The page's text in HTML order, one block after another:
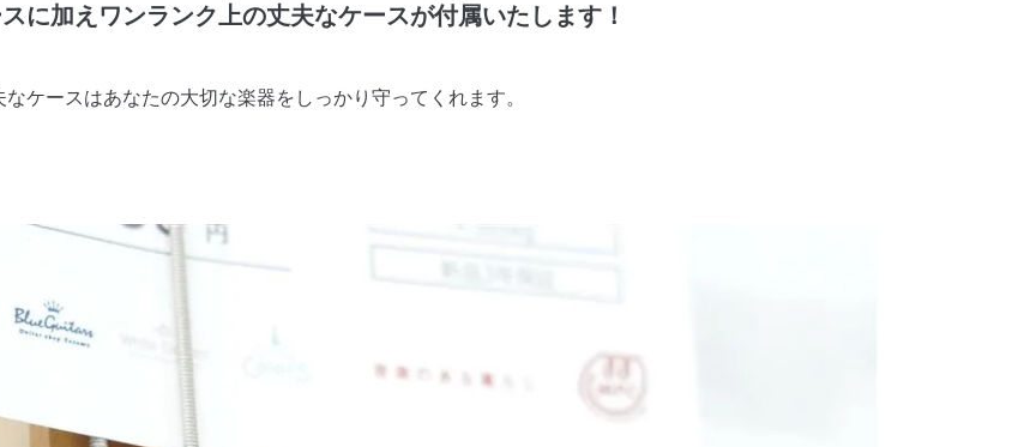
に加えワンランク上の丈夫なケースが付属いたします！
ケースはあなたの大切な楽器をしっかり守ってくれます。